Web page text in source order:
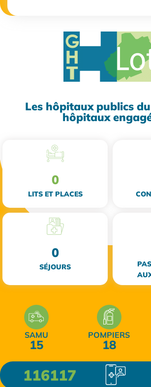
Les hôpitaux publics
hôpitaux
LITS ET PLACES
0
SÉJOURS
0
SAMU
15
POMPIERS
18
116117